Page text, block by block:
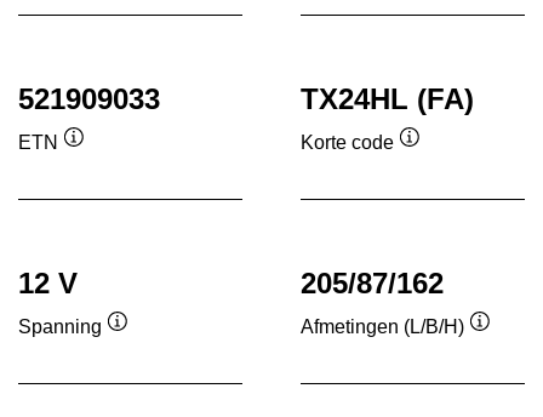
tool
521909033
ETN
de
TX24HL (FA)
Korte code
de
12 V
Spanning
de
205/87/162
Afmetingen (L/B/H)
de